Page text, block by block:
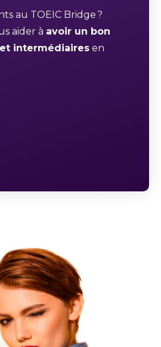
au TOEIC Bridge ?
aider à avoir un bon
intermédiaires en